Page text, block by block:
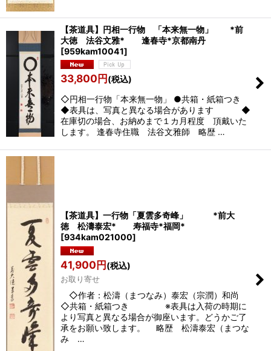
【茶道具】円相一行物 「本来無一物」 *前
大徳 法谷文雅* 逢春寺*京都南丹
[959kam10041]
33,800円(税込)
◇円相一行物「本来無一物」 ●共箱・紙箱つき
◆表具は、写真と異なる場合があります ◆
在庫切の場合、お納めまで１カ月程度 頂戴いた
します。 逢春寺住職 法谷文雅師 略歴 …
【茶道具】一行物「夏雲多奇峰」 *前大
徳 松濤泰宏* 寿福寺*福岡*
[934kam021000]
41,900円(税込)
お取り寄せ
◇作者：松濤（まつなみ）泰宏（宗潤）和尚
◇共箱・紙箱つき ※表具は入荷の時期に
より写真と異なる場合が御座います。どうかご了
承をお願い致します。 略歴 松濤泰宏（まつな
み …